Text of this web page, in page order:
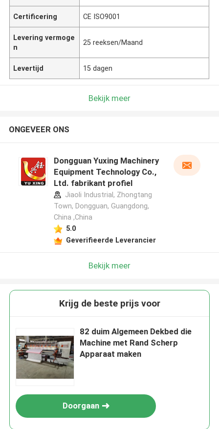
Certificering CE ISO9001
Levering vermoge
n
25 reeksen/Maand
Levertijd 15 dagen
Bekijk meer
ONGEVEER ONS
Dongguan Yuxing Machinery
Equipment Technology Co.,
Ltd. fabrikant profiel
Jiaoli Industrial, Zhongtang
Town, Dongguan, Guangdong,
China ,China
5.0
Geverifieerde Leverancier
Bekijk meer
Krijg de beste prijs voor
82 duim Algemeen Dekbed die
Machine met Rand Scherp
Apparaat maken
Doorgaan